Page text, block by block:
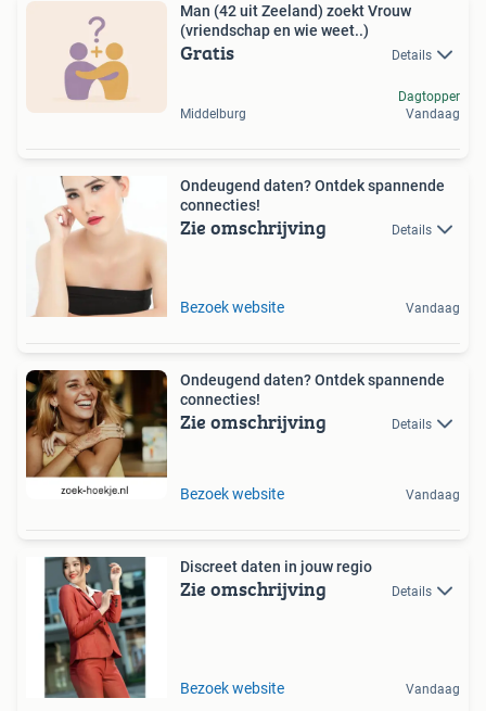
Man (42 uit Zeeland) zoekt Vrouw
(vriendschap en wie weet..)
Gratis Details
Middelburg
Dagtopper
Vandaag
Ondeugend daten? Ontdek spannende
connecties!
Zie omschrijving Details
Bezoek website Vandaag
Ondeugend daten? Ontdek spannende
connecties!
Zie omschrijving Details
Bezoek website Vandaag
Discreet daten in jouw regio
Zie omschrijving Details
Bezoek website Vandaag